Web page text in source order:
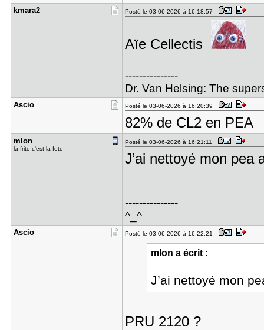
kmara2 Posté le 03-06-2026 à 16:18:57
Aïe Cellectis
---------------
Dr. Van Helsing: The
Ascio Posté le 03-06-2026 à 16:20:39
82% de CL2 en PEA
mlon
la frite c'est la fete
Posté le 03-06-2026 à 16:21:11
J’ai nettoyé mon
---------------
^_^
Ascio Posté le 03-06-2026 à 16:22:21
mlon a écrit :
J’ai nettoyé mon
PRU 2120 ?